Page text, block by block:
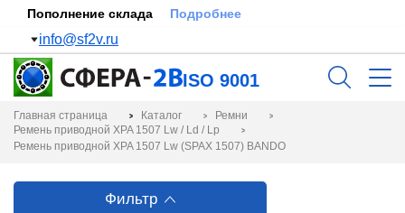
Пополнение склада Подробнее
info@sf2v.ru
ISO 9001
Главная страница Каталог
Ремни
Ремень приводной XPA 1507 Lw / Ld / Lp
Ремень приводной XPA 1507 Lw (SPAX 1507) BANDO
Фильтр